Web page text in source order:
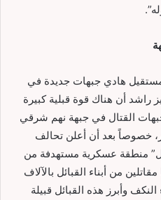
هادي جبهات جديدة في
راشد أن هناك قوة قبلية كبيرة
القتال في جبهة نهم شرقي
خصوصاً بعد أن أعلن تحالف
منطقة عسكرية مستهدفة من
من أبناء القبائل بالآلاف
وأبرز هذه القبائل قبيلة